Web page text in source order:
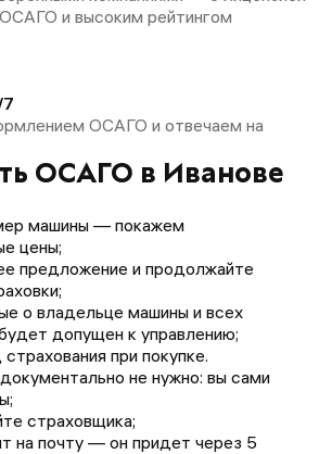
и высоким рейтингом
ОСАГО и отвечаем на
ОСАГО в Иванове
машины — покажем
цены;
предложение и продолжайте
о владельце машины и всех
допущен к управлению;
при покупке.
не нужно: вы сами
страховщика;
на почту — он придет через 5